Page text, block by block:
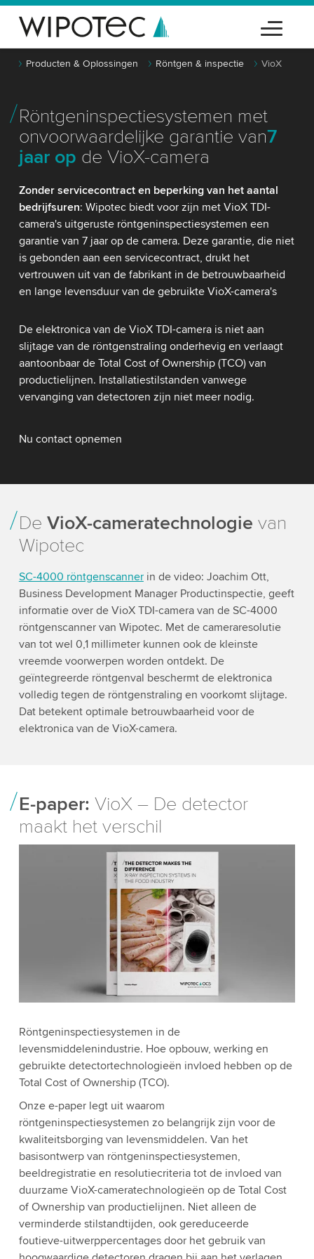
Producten & Oplossingen Röntgen & inspectie VioX
Röntgeninspectiesystemen met
onvoorwaardelijke garantie van7
jaar op de VioX-camera
Zonder servicecontract en beperking van het aantal
bedrijfsuren: Wipotec biedt voor zijn met VioX TDI-
camera's uitgeruste röntgeninspectiesystemen een
garantie van 7 jaar op de camera. Deze garantie, die niet
is gebonden aan een servicecontract, drukt het
vertrouwen uit van de fabrikant in de betrouwbaarheid
en lange levensduur van de gebruikte VioX-camera's
De elektronica van de VioX TDI-camera is niet aan
slijtage van de röntgenstraling onderhevig en verlaagt
aantoonbaar de Total Cost of Ownership (TCO) van
productielijnen. Installatiestilstanden vanwege
vervanging van detectoren zijn niet meer nodig.
Nu contact opnemen
De VioX-cameratechnologie van
Wipotec
SC-4000 röntgenscannerin de video: Joachim Ott,
Business Development Manager Productinspectie, geeft
informatie over de VioX TDI-camera van de SC-4000
röntgenscanner van Wipotec. Met de cameraresolutie
van tot wel 0,1 millimeter kunnen ook de kleinste
vreemde voorwerpen worden ontdekt. De
geïntegreerde röntgenval beschermt de elektronica
volledig tegen de röntgenstraling en voorkomt slijtage.
Dat betekent optimale betrouwbaarheid voor de
elektronica van de VioX-camera.
E-paper: VioX – De detector
maakt het verschil
Röntgeninspectiesystemen in de
levensmiddelenindustrie. Hoe opbouw, werking en
gebruikte detectortechnologieën invloed hebben op de
Total Cost of Ownership (TCO).
Onze e-paper legt uit waarom
röntgeninspectiesystemen zo belangrijk zijn voor de
kwaliteitsborging van levensmiddelen. Van het
basisontwerp van röntgeninspectiesystemen,
beeldregistratie en resolutiecriteria tot de invloed van
duurzame VioX-cameratechnologieën op de Total Cost
of Ownership van productielijnen. Niet alleen de
verminderde stilstandtijden, ook gereduceerde
foutieve-uitwerppercentages door het gebruik van